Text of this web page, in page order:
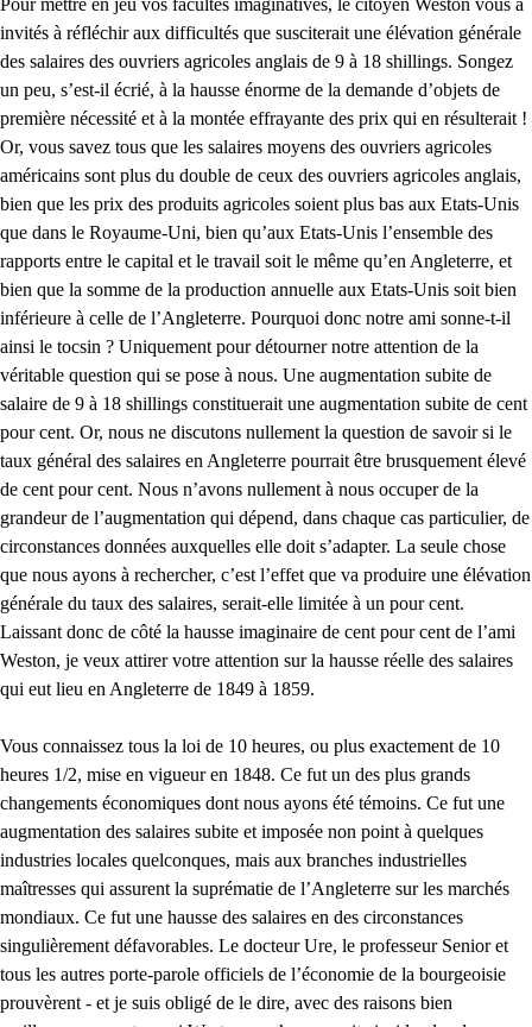
Pour mettre en jeu vos facultés imaginatives, le citoyen Weston vous a
invités à réfléchir aux difficultés que susciterait une élévation générale
des salaires des ouvriers agricoles anglais de 9 à 18 shillings. Songez
un peu, s’est-il écrié, à la hausse énorme de la demande d’objets de
première nécessité et à la montée effrayante des prix qui en résulterait !
Or, vous savez tous que les salaires moyens des ouvriers agricoles
américains sont plus du double de ceux des ouvriers agricoles anglais,
bien que les prix des produits agricoles soient plus bas aux Etats-Unis
que dans le Royaume-Uni, bien qu’aux Etats-Unis l’ensemble des
rapports entre le capital et le travail soit le même qu’en Angleterre, et
bien que la somme de la production annuelle aux Etats-Unis soit bien
inférieure à celle de l’Angleterre. Pourquoi donc notre ami sonne-t-il
ainsi le tocsin ? Uniquement pour détourner notre attention de la
véritable question qui se pose à nous. Une augmentation subite de
salaire de 9 à 18 shillings constituerait une augmentation subite de cent
pour cent. Or, nous ne discutons nullement la question de savoir si le
taux général des salaires en Angleterre pourrait être brusquement élevé
de cent pour cent. Nous n’avons nullement à nous occuper de la
grandeur de l’augmentation qui dépend, dans chaque cas particulier, de
circonstances données auxquelles elle doit s’adapter. La seule chose
que nous ayons à rechercher, c’est l’effet que va produire une élévation
générale du taux des salaires, serait-elle limitée à un pour cent.
Laissant donc de côté la hausse imaginaire de cent pour cent de l’ami
Weston, je veux attirer votre attention sur la hausse réelle des salaires
qui eut lieu en Angleterre de 1849 à 1859.
Vous connaissez tous la loi de 10 heures, ou plus exactement de 10
heures 1/2, mise en vigueur en 1848. Ce fut un des plus grands
changements économiques dont nous ayons été témoins. Ce fut une
augmentation des salaires subite et imposée non point à quelques
industries locales quelconques, mais aux branches industrielles
maîtresses qui assurent la suprématie de l’Angleterre sur les marchés
mondiaux. Ce fut une hausse des salaires en des circonstances
singulièrement défavorables. Le docteur Ure, le professeur Senior et
tous les autres porte-parole officiels de l’économie de la bourgeoisie
prouvèrent - et je suis obligé de le dire, avec des raisons bien